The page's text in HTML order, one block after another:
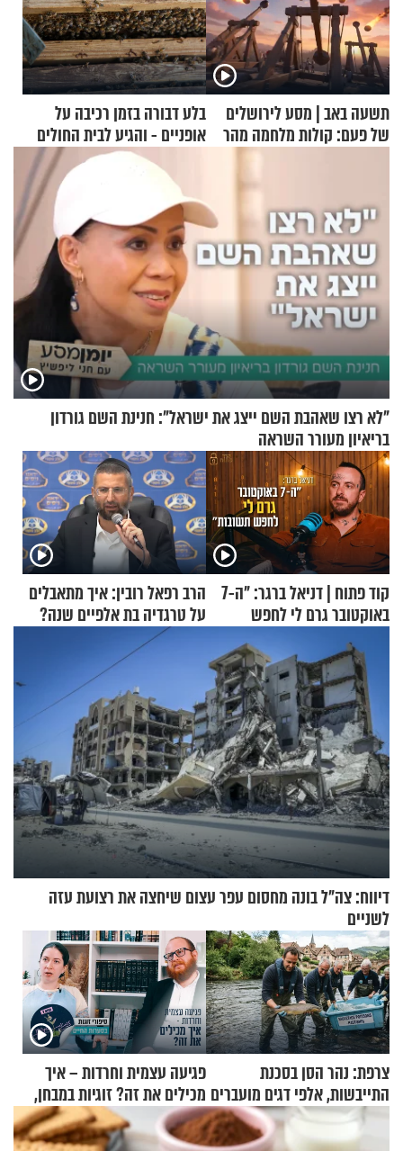
תשעה באב | מסע לירושלים
של פעם: קולות מלחמה מהר
בלע דבורה בזמן רכיבה על
אופניים - והגיע לבית החולים
במצב מסכן חיים
"לא רצו שאהבת השם ייצג את ישראל": חנינת השם גורדון
בריאיון מעורר השראה
קוד פתוח | דניאל ברגר: "ה-7
באוקטובר גרם לי לחפש
תשובות"
הרב רפאל רובין: איך מתאבלים
על טרגדיה בת אלפיים שנה?
דיווח: צה"ל בונה מחסום עפר עצום שיחצה את רצועת עזה
לשניים
צרפת: נהר הסן בסכנת
התייבשות, אלפי דגים מועברים
במבצעי חילוץ
פגיעה עצמית וחרדות – איך
מכילים את זה? זוגיות במבחן,
הפעם עם יהודית ואלתר כהן